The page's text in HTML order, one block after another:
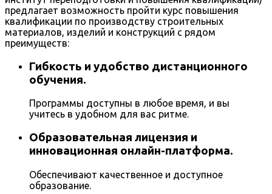
предлагает возможность пройти курс повышения
квалификации по производству строительных
материалов, изделий и конструкций с рядом
преимуществ:
Гибкость и удобство дистанционного
обучения.
Программы доступны в любое время, и вы
учитесь в удобном для вас ритме.
Образовательная лицензия и
инновационная онлайн-платформа.
Обеспечивают качественное и доступное
образование.